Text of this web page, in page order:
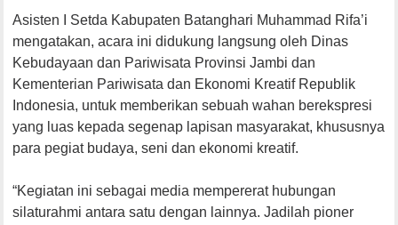
Asisten I Setda Kabupaten Batanghari Muhammad Rifa’i
mengatakan, acara ini didukung langsung oleh Dinas
Kebudayaan dan Pariwisata Provinsi Jambi dan
Kementerian Pariwisata dan Ekonomi Kreatif Republik
Indonesia, untuk memberikan sebuah wahan berekspresi
yang luas kepada segenap lapisan masyarakat, khususnya
para pegiat budaya, seni dan ekonomi kreatif.
“Kegiatan ini sebagai media mempererat hubungan
silaturahmi antara satu dengan lainnya. Jadilah pioner